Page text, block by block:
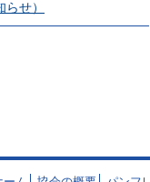
せ）